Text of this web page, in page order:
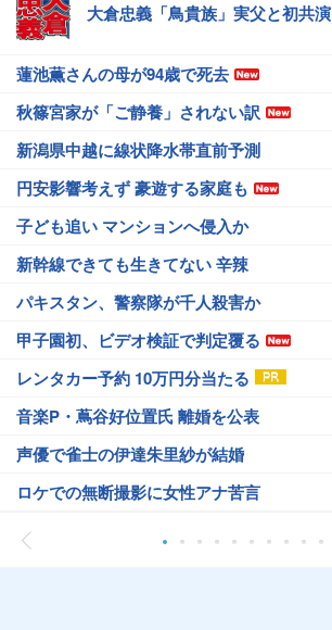
大倉忠義「鳥貴族」実父と初共演
蓮池薫さんの母が94歳で死去
秋篠宮家が「ご静養」されない訳
新潟県中越に線状降水帯直前予測
円安影響考えず 豪遊する家庭も
子ども追い マンションへ侵入か
新幹線できても生きてない 辛辣
パキスタン、警察隊が千人殺害か
甲子園初、ビデオ検証で判定覆る
レンタカー予約 10万円分当たる
音楽P・蔦谷好位置氏 離婚を公表
声優で雀士の伊達朱里紗が結婚
ロケでの無断撮影に女性アナ苦言